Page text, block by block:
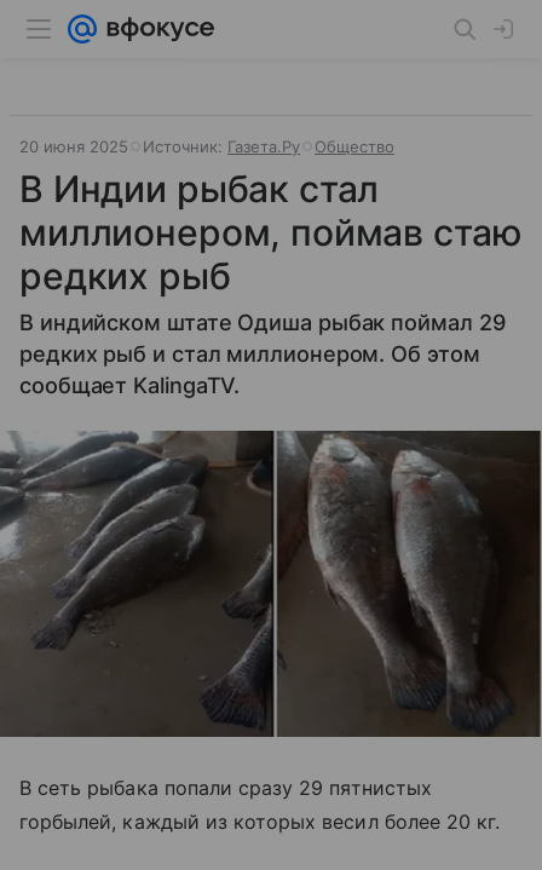
20 июня 2025 Источник: Газета.Ру Общество
В Индии рыбак стал
миллионером, поймав стаю
редких рыб
В индийском штате Одиша рыбак поймал 29
редких рыб и стал миллионером. Об этом
сообщает KalingaTV.
В сеть рыбака попали сразу 29 пятнистых
горбылей, каждый из которых весил более 20 кг.